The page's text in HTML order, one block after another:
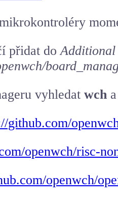
přidat doAdditional
vyhledat wch
github.com/
openwch/risc-
openwch/